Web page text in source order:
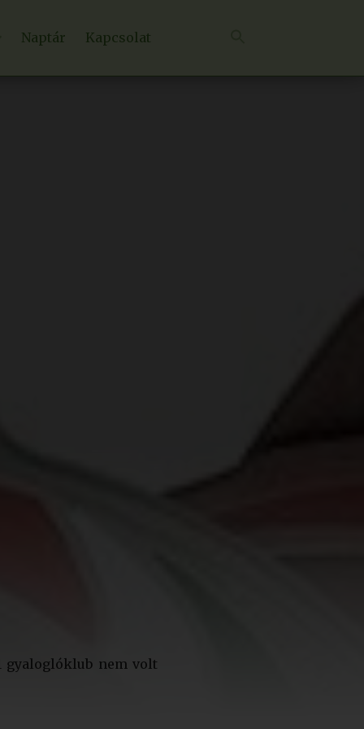
Naptár Kapcsolat
gyaloglóklub nem volt